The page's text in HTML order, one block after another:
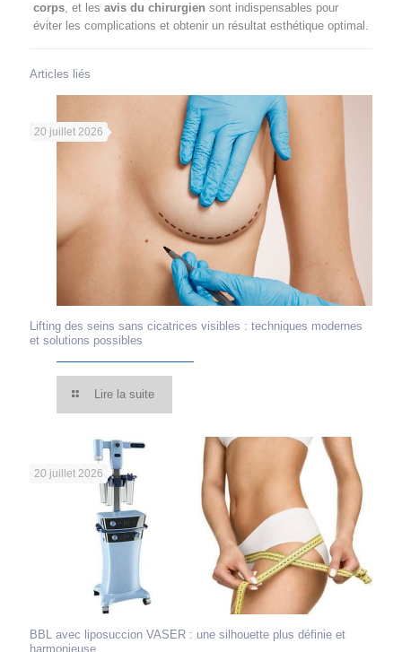
corps, et les avis du chirurgien sont indispensables pour
éviter les complications et obtenir un résultat esthétique optimal.
Articles liés
20 juillet 2026
Lifting des seins sans cicatrices visibles : techniques modernes
et solutions possibles
Lire la suite
20 juillet 2026
BBL avec liposuccion VASER : une silhouette plus définie et
harmonieuse